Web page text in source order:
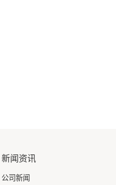
新闻资讯
公司新闻